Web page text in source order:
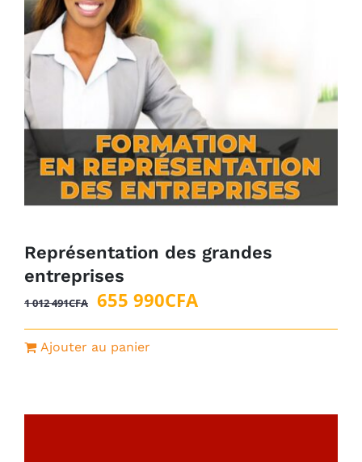
Représentation des grandes
entreprises
1 012 491CFA
Le
prix
initial
012
655 990CFALe
prix
990CFA.
Ajouter au panier